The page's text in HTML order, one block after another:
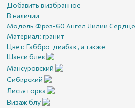
Добавить в избранное
В наличии
Модель Фрез-60 Ангел Лилии Сердце
Материал: гранит
Цвет: Габбро-диабаз , а также
Шанси блек
Мансуровский
Сибирский
Лисья горка
Визаж блу